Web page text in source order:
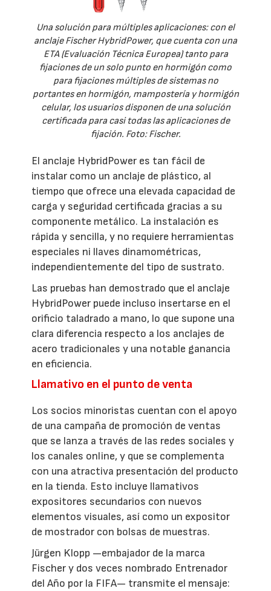
Una solución para múltiples aplicaciones: con el
anclaje Fischer HybridPower, que cuenta con una
ETA (Evaluación Técnica Europea) tanto para
fijaciones de un solo punto en hormigón como
para fijaciones múltiples de sistemas no
portantes en hormigón, mampostería y hormigón
celular, los usuarios disponen de una solución
certificada para casi todas las aplicaciones de
fijación. Foto: Fischer.
El anclaje HybridPower es tan fácil de
instalar como un anclaje de plástico, al
tiempo que ofrece una elevada capacidad de
carga y seguridad certificada gracias a su
componente metálico. La instalación es
rápida y sencilla, y no requiere herramientas
especiales ni llaves dinamométricas,
independientemente del tipo de sustrato.
Las pruebas han demostrado que el anclaje
HybridPower puede incluso insertarse en el
orificio taladrado a mano, lo que supone una
clara diferencia respecto a los anclajes de
acero tradicionales y una notable ganancia
en eficiencia.
Llamativo en el punto de venta
Los socios minoristas cuentan con el apoyo
de una campaña de promoción de ventas
que se lanza a través de las redes sociales y
los canales online, y que se complementa
con una atractiva presentación del producto
en la tienda. Esto incluye llamativos
expositores secundarios con nuevos
elementos visuales, así como un expositor
de mostrador con bolsas de muestras.
Jürgen Klopp —embajador de la marca
Fischer y dos veces nombrado Entrenador
del Año por la FIFA— transmite el mensaje: